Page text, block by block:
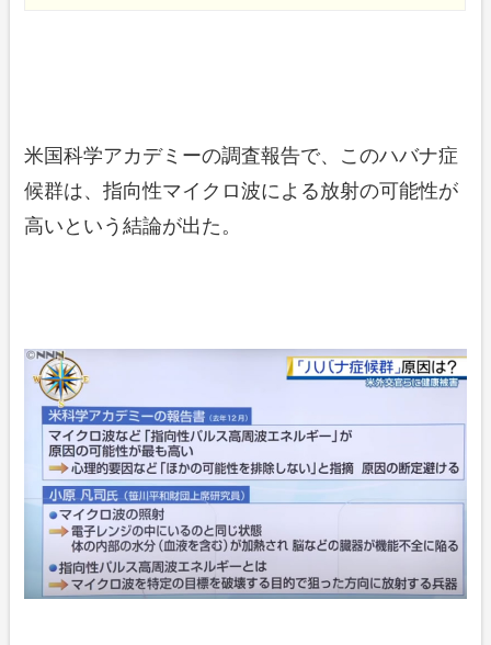
米国科学アカデミーの調査報告で、このハバナ症
候群は、指向性マイクロ波による放射の可能性が
高いという結論が出た。